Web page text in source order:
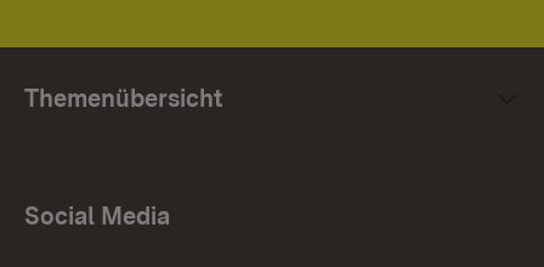
Themenübersicht
Social Media